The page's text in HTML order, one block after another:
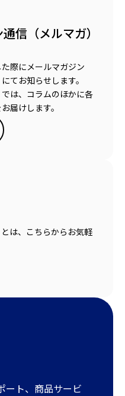
信（メルマガ）
際にメールマガジン
てお知らせします。
は、コラムのほかに各
届けします。
は、こちらからお気軽
ート、商品サービ